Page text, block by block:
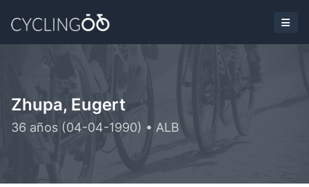
Zhupa, Eugert
36 años (04-04-1990) • ALB